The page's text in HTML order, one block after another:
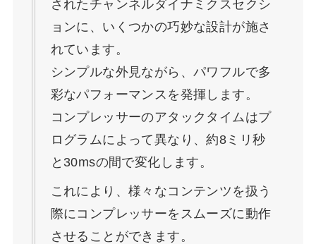
されたチャンネルダイナミクスセクシ
ョンに、いくつかの巧妙な設計が施さ
れています。
シンプルな外見ながら、パワフルで多
彩なパフォーマンスを発揮します。
コンプレッサーのアタックタイムはプ
ログラムによって異なり、約8ミリ秒
と30msの間で変化します。
これにより、様々なコンテンツを扱う
際にコンプレッサーをスムーズに動作
させることができます。